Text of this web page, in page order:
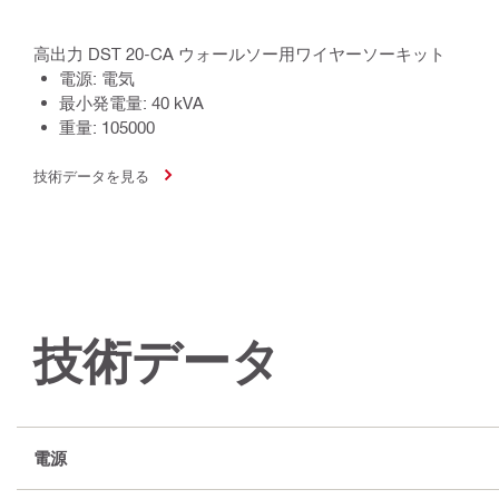
高出力 DST 20-CA ウォールソー用ワイヤーソーキット
電源: 電気
最小発電量: 40 kVA
重量: 105000
技術データを見る
技術データ
電源